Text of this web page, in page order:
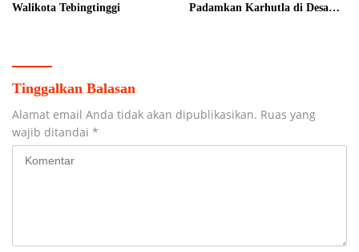
Walikota Tebingtinggi
Padamkan Karhutla di Desa
Tinggalkan Balasan
Alamat email Anda tidak akan dipublikasikan. Ruas yang
wajib ditandai *